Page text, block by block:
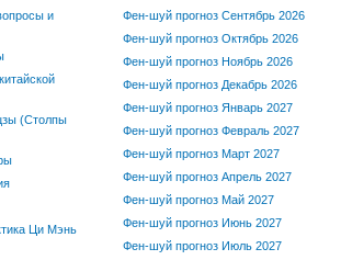
и
(Столпы
Ци Мэнь
Фен-шуй прогноз Сентябрь 2026
Фен-шуй прогноз Октябрь 2026
Фен-шуй прогноз Ноябрь 2026
Фен-шуй прогноз Декабрь 2026
Фен-шуй прогноз Январь 2027
Фен-шуй прогноз Февраль 2027
Фен-шуй прогноз Март 2027
Фен-шуй прогноз Апрель 2027
Фен-шуй прогноз Май 2027
Фен-шуй прогноз Июнь 2027
Фен-шуй прогноз Июль 2027